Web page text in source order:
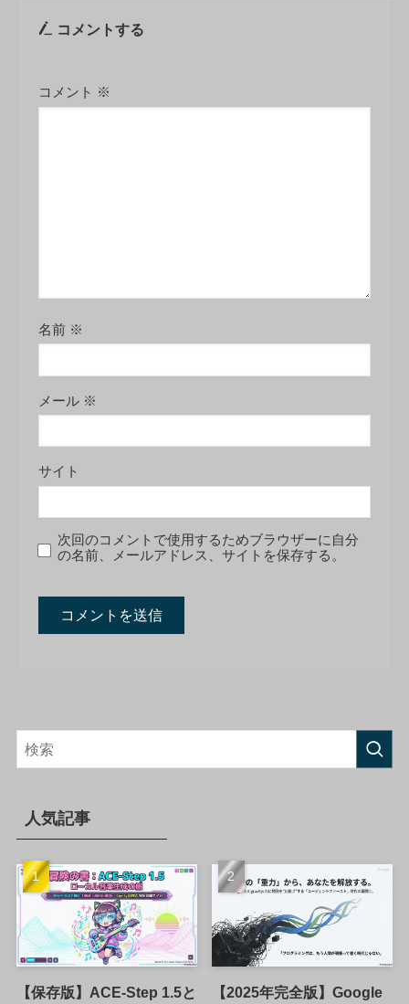
コメントする
コメント ※
名前 ※
メール ※
サイト
次回のコメントで使用するためブラウザーに自分
の名前、メールアドレス、サイトを保存する。
人気記事
【保存版】ACE-Step 1.5と
【2025年完全版】Google